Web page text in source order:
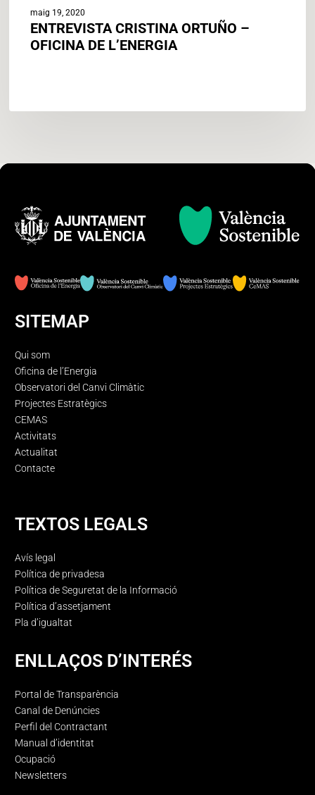
maig 19, 2020
ENTREVISTA CRISTINA ORTUÑO –
OFICINA DE L’ENERGIA
SITEMAP
Qui som
Oficina de l’Energia
Observatori del Canvi Climàtic
Projectes Estratègics
CEMAS
Activitats
Actualitat
Contacte
TEXTOS LEGALS
Avís legal
Política de privadesa
Política de Seguretat de la Informació
Política d’assetjament
Pla d’igualtat
ENLLAÇOS D’INTERÉS
Portal de Transparència
Canal de Denúncies
Perfil del Contractant
Manual d’identitat
Ocupació
Newsletters